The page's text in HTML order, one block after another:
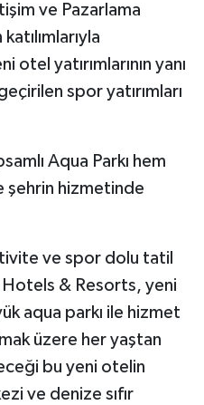
ve Pazarlama
yatırımlarının yanı
spor yatırımları
Aqua Parkı hem
şehrin hizmetinde
ve spor dolu tatil
Hotels & Resorts, yeni
aqua parkı ile hizmet
üzere her yaştan
bu yeni otelin
ve denize sıfır